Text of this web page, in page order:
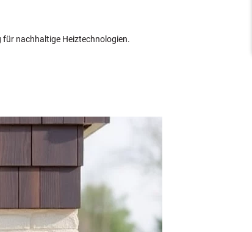
nachhaltige Heiztechnologien.